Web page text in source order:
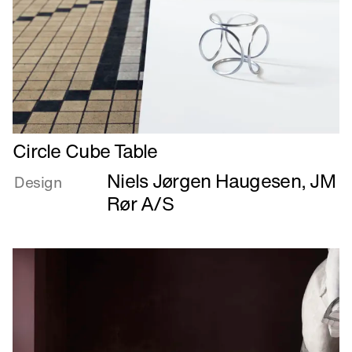
Læs
mere
om
Circle Cube Table
Design Niels Jørgen Haugesen,JM
Rør A/S